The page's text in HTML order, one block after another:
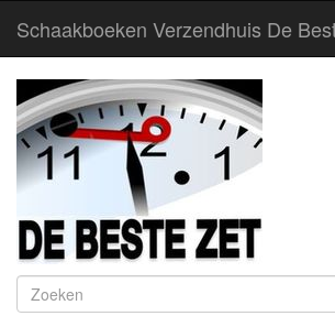
Schaakboeken Verzendhuis De